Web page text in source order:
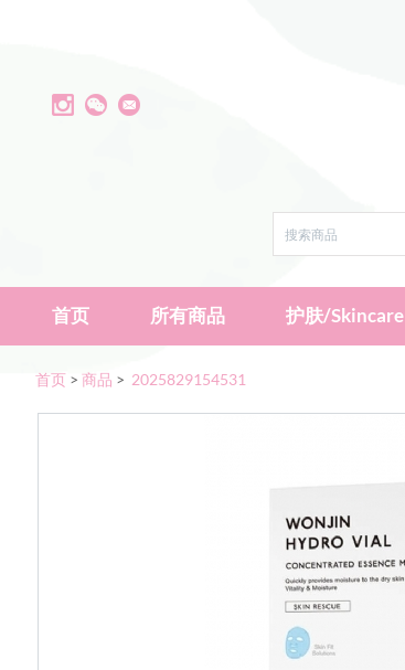
首页 所有商品 护肤/Skincare
首页 > 商品 > 2025829154531